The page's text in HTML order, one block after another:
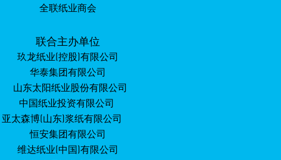
全联纸业商会
联合主办单位
玖龙纸业(控股)有限公司
华泰集团有限公司
山东太阳纸业股份有限公司
中国纸业投资有限公司
亚太森博(山东)浆纸有限公司
恒安集团有限公司
维达纸业(中国)有限公司